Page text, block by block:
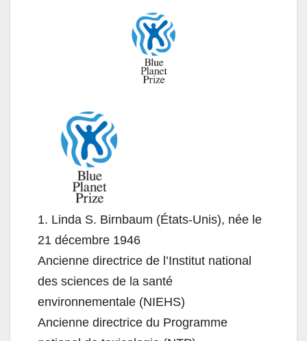
1. Linda S. Birnbaum (États-Unis), née le
21 décembre 1946
Ancienne directrice de l’Institut national
des sciences de la santé
environnementale (NIEHS)
Ancienne directrice du Programme